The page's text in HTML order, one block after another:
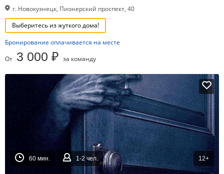
г. Новокузнецк, Пионерский проспект, 40
Выберитесь из жуткого дома!
Бронирование оплачивается на месте
От 3 000 ₽ за команду
60 мин. 1-2 чел. 12+